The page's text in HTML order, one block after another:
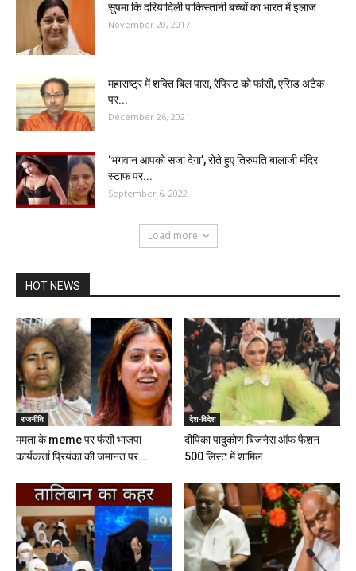
सुषमा कि दरियादिली पाकिस्तानी बच्चों का भारत में इलाज
November 20, 2017
महाराष्ट्र में शक्ति बिल पास, रेपिस्ट को फांसी, एसिड अटैक
पर...
December 26, 2021
‘भगवान आपको सजा देगा’, रोते हुए तिरुपति बालाजी मंदिर
स्टाफ पर...
September 6, 2022
Load more
HOT NEWS
राजनीति
ममता के meme पर फंसी भाजपा
कार्यकर्त्ता प्रियंका की जमानत पर...
देश-विदेश
दीपिका पादुकोण बिजनेस ऑफ फैशन
500 लिस्ट में शामिल